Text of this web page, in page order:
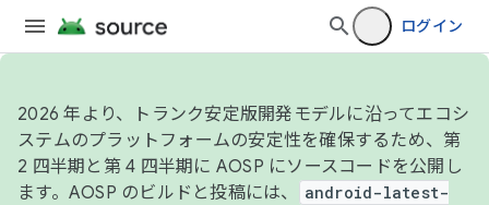
ログイン
2026 年より、トランク安定版開発モデルに沿ってエコシ
ステムのプラットフォームの安定性を確保するため、第
2 四半期と第 4 四半期に AOSP にソースコードを公開し
ます。AOSP のビルドと投稿には、
android-latest-